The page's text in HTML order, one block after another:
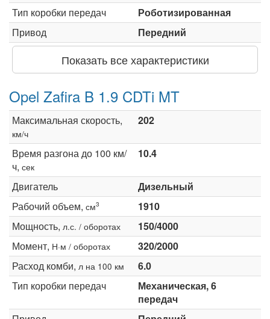
Тип коробки передач
Роботизированная
Привод
Передний
Показать все характеристики
Opel Zafira B 1.9 CDTi MT
Максимальная скорость,
км/ч
202
Время разгона до 100 км/
ч, сек
10.4
Двигатель
Дизельный
Рабочий объем, см3
1910
Мощность, л.с. / оборотах
150/4000
Момент, Н·м / оборотах
320/2000
Расход комби, л на 100 км
6.0
Тип коробки передач
Механическая, 6
передач